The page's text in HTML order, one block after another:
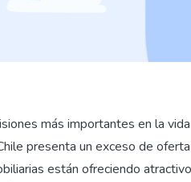
más importantes en la
presenta un exceso de
están ofreciendo